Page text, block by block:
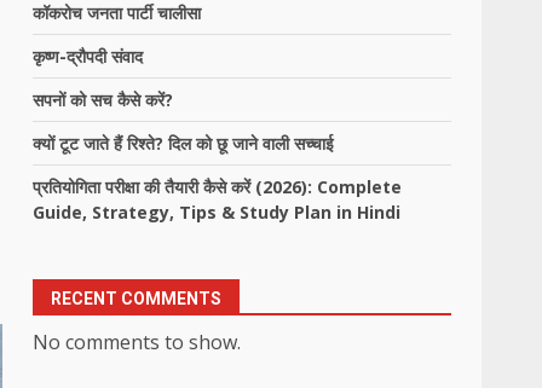
कॉकरोच जनता पार्टी चालीसा
कृष्ण-द्रौपदी संवाद
सपनों को सच कैसे करें?
क्यों टूट जाते हैं रिश्ते? दिल को छू जाने वाली सच्चाई
प्रतियोगिता परीक्षा की तैयारी कैसे करें (2026): Complete
Guide, Strategy, Tips & Study Plan in Hindi
RECENT COMMENTS
No comments to show.